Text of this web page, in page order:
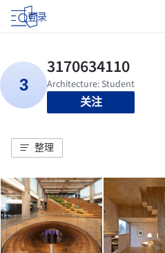
登录
关注
整理